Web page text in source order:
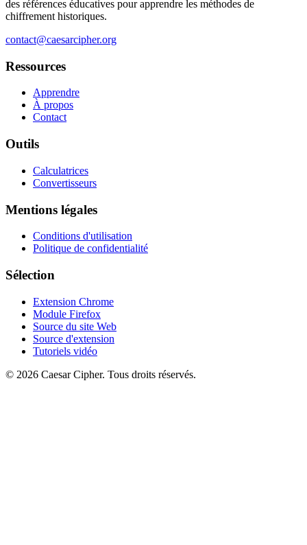
des références éducatives pour apprendre les méthodes de
chiffrement historiques.
contact@caesarcipher.org
Ressources
Apprendre
À propos
Contact
Outils
Calculatrices
Convertisseurs
Mentions légales
Conditions d'utilisation
Politique de confidentialité
Sélection
Extension Chrome
Module Firefox
Source du site Web
Source d'extension
Tutoriels vidéo
© 2026 Caesar Cipher. Tous droits réservés.